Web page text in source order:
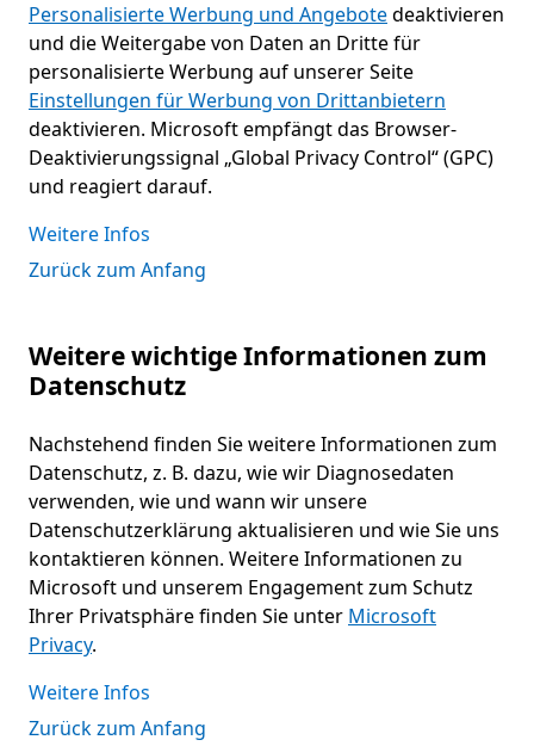
Personalisierte Werbung und Angebotedeaktivieren
und die Weitergabe von Daten an Dritte für
personalisierte Werbung auf unserer Seite
Einstellungen für Werbung von Drittanbietern
deaktivieren. Microsoft empfängt das Browser-
Deaktivierungssignal „Global Privacy Control“ (GPC)
und reagiert darauf.
Weitere Infos
Zurück zum Anfang
Weitere wichtige Informationen zum
Datenschutz
Nachstehend finden Sie weitere Informationen zum
Datenschutz, z. B. dazu, wie wir Diagnosedaten
verwenden, wie und wann wir unsere
Datenschutzerklärung aktualisieren und wie Sie uns
kontaktieren können. Weitere Informationen zu
Microsoft und unserem Engagement zum Schutz
Ihrer Privatsphäre finden Sie unter Microsoft
Privacy.
Weitere Infos
Zurück zum Anfang